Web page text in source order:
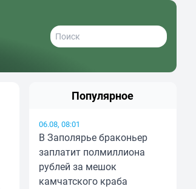
Популярное
06.08, 08:01
В Заполярье браконьер
заплатит полмиллиона
рублей за мешок
камчатского краба